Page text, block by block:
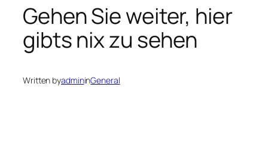
Gehen Sie weiter, hier
gibts nix zu sehen
Written byadmininGeneral